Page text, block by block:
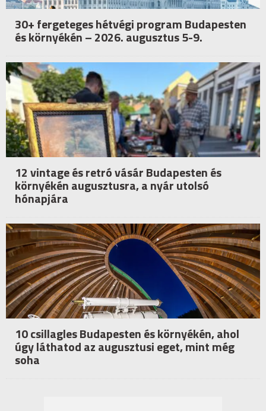
30+ fergeteges hétvégi program Budapesten
és környékén – 2026. augusztus 5-9.
12 vintage és retró vásár Budapesten és
környékén augusztusra, a nyár utolsó
hónapjára
10 csillagles Budapesten és környékén, ahol
úgy láthatod az augusztusi eget, mint még
soha